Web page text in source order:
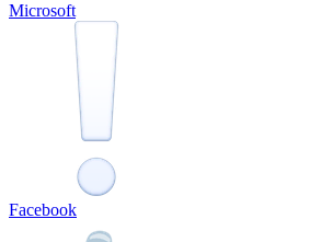
Microsoft
Facebook